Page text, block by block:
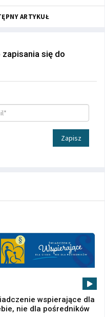
ARTYKUŁ
się do
Zapisz
wspierające dla
nie dla pośredników